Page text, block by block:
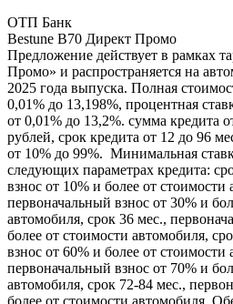
ОТП Банк
Bestune B70 Директ Промо
Предложение действует в рамках
Промо» и распространяется на
2025 года выпуска. Полная
0,01% до 13,198%, процентная
от 0,01% до 13,2%. сумма кредита
рублей, срок кредита от 12 до 96
от 10% до 99%. Минимальная
следующих параметрах кредита:
взнос от 10% и более от стоимости
первоначальный взнос от 30% и
автомобиля, срок 36 мес.,
более от стоимости автомобиля,
взнос от 60% и более от стоимости
первоначальный взнос от 70% и
автомобиля, срок 72-84 мес.,
более от стоимости автомобиля.